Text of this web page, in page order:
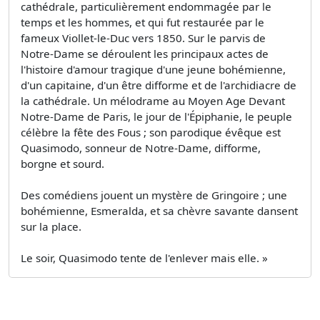
cathédrale, particulièrement endommagée par le
temps et les hommes, et qui fut restaurée par le
fameux Viollet-le-Duc vers 1850. Sur le parvis de
Notre-Dame se déroulent les principaux actes de
l'histoire d'amour tragique d'une jeune bohémienne,
d'un capitaine, d'un être difforme et de l'archidiacre de
la cathédrale. Un mélodrame au Moyen Age Devant
Notre-Dame de Paris, le jour de l'Épiphanie, le peuple
célèbre la fête des Fous ; son parodique évêque est
Quasimodo, sonneur de Notre-Dame, difforme,
borgne et sourd.
Des comédiens jouent un mystère de Gringoire ; une
bohémienne, Esmeralda, et sa chèvre savante dansent
sur la place.
Le soir, Quasimodo tente de l'enlever mais elle. »